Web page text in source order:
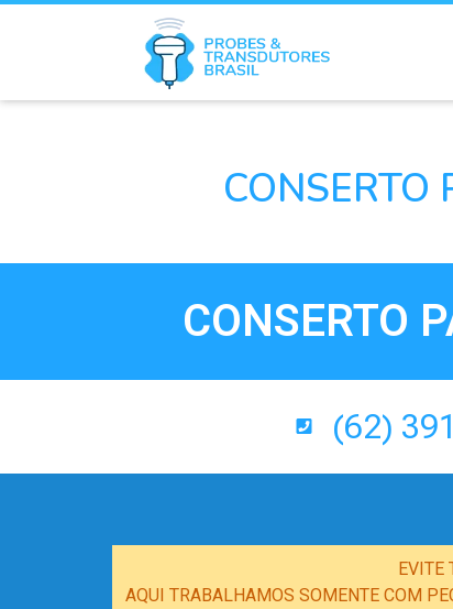
CONSERTO
(62)
EVITE
AQUI TRABALHAMOS SOMENTE COM